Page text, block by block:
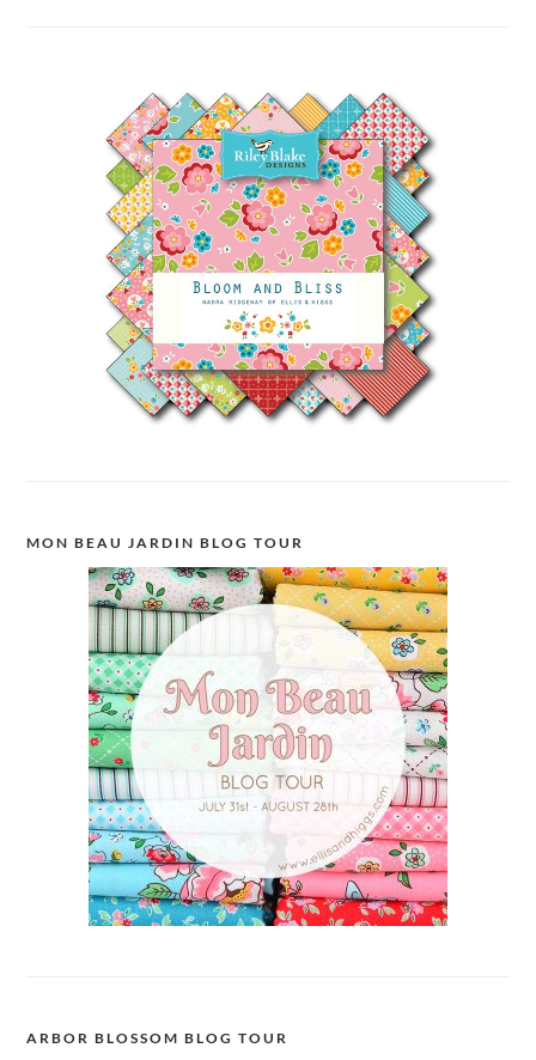
MON BEAU JARDIN BLOG TOUR
ARBOR BLOSSOM BLOG TOUR